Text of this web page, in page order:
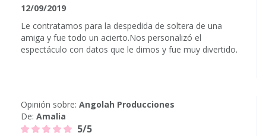
12/09/2019
Le contratamos para la despedida de soltera de una
amiga y fue todo un acierto.Nos personalizó el
espectáculo con datos que le dimos y fue muy divertido.
Opinión sobre: Angolah Producciones
De: Amalia
5/5